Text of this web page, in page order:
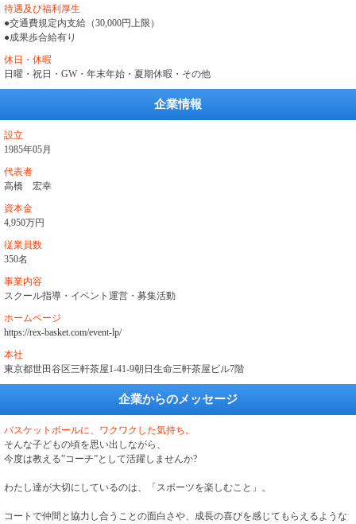
待遇及び福利厚生
●交通費規定内支給（30,000円上限）
●成果歩合給有り
休日・休暇
日曜・祝日・GW・年末年始・夏期休暇・その他
企業情報
設立
1985年05月
代表者
高橋 宏幸
資本金
4,950万円
従業員数
350名
事業内容
スクール指導・イベント運営・募集活動
ホームページ
https://rex-basket.com/event-lp/
本社
東京都世田谷区三軒茶屋1-41-9朝日生命三軒茶屋ビル7階
企業からのメッセージ
バスケットボールに、ワクワクした気持ち。
そんな子どもの頃を思い出しながら、
今度は教える”コーチ”として活躍しませんか?
わたし達が大切にしているのは、「スポーツを楽しむこと」。
コートで仲間と協力し合うことの面白さや、成長の喜びを感じてもらえるような